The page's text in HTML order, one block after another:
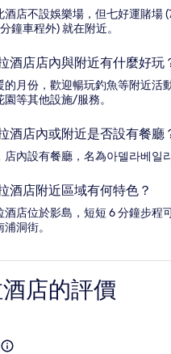
酒店不設娛樂場，但七好運賭場
鐘車程外) 就在附近。
酒店店內與附近有什麼好玩
的月份，歡迎暢玩釣魚等附近活
園等其他設施/服務。
酒店內或附近是否設有餐廳
店內設有餐廳，名為아델라베일리
酒店附近區域有何特色？
酒店位於影島，短短 6 分鐘步程
洞街。
店的評價